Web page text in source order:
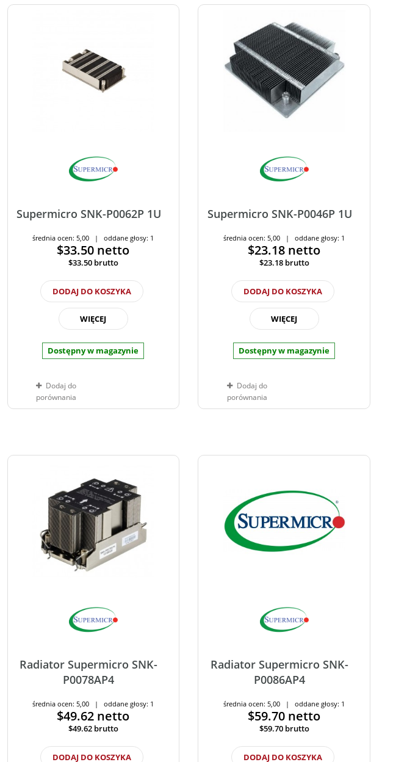
Supermicro SNK-P0062P 1U
średnia ocen: 5,00 | oddane głosy: 1
$33.50 netto
$33.50 brutto
DODAJ DO KOSZYKA
WIĘCEJ
Dostępny w magazynie
Dodaj do
porównania
Supermicro SNK-P0046P 1U
średnia ocen: 5,00 | oddane głosy: 1
$23.18 netto
$23.18 brutto
DODAJ DO KOSZYKA
WIĘCEJ
Dostępny w magazynie
Dodaj do
porównania
Radiator Supermicro SNK-
P0078AP4
średnia ocen: 5,00 | oddane głosy: 1
$49.62 netto
$49.62 brutto
DODAJ DO KOSZYKA
Radiator Supermicro SNK-
P0086AP4
średnia ocen: 5,00 | oddane głosy: 1
$59.70 netto
$59.70 brutto
DODAJ DO KOSZYKA